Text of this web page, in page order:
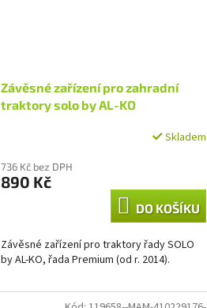
Závěsné zařízení pro zahradní
traktory solo by AL-KO
Skladem
736 Kč bez DPH
890 Kč
DO KOŠÍKU
Závěsné zařízení pro traktory řady SOLO
by AL-KO, řada Premium (od r. 2014).